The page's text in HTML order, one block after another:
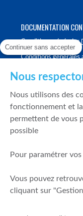
DOCUMENTATION
Conditions générales
Conditions
Politique de
Politique de durabilité
Fonds de garantie
Mentions légales
Prévention de la
Continuer sans accepter
Nous
Nous utilisons des
fonctionnement et
permettent de vous
possible
Pour paramétrer
Vous pouvez
cliquant sur